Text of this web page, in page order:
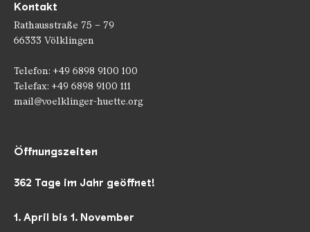
Kontakt
Rathausstraße 75 – 79
66333 Völklingen
Telefon: +49 6898 9100 100
Telefax: +49 6898 9100 111
mail@voelklinger-huette.org
Öffnungszeiten
362 Tage im Jahr geöffnet!
1. April bis 1. November